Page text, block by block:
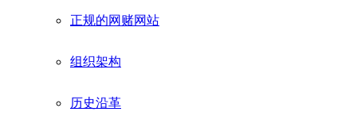
正规的网赌网站
组织架构
历史沿革